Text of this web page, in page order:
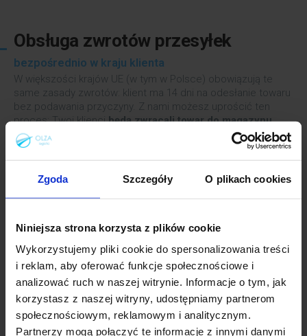
Zgoda Szczegóły O plikach cookies
Niniejsza strona korzysta z plików cookie
Wykorzystujemy pliki cookie do spersonalizowania treści
i reklam, aby oferować funkcje społecznościowe i
analizować ruch w naszej witrynie. Informacje o tym, jak
korzystasz z naszej witryny, udostępniamy partnerom
społecznościowym, reklamowym i analitycznym.
Partnerzy mogą połączyć te informacje z innymi danymi
Obsługa zwrotów przesyłek
bezpośrednio w kraju klienta
W większości krajów UE (w tym w Polsce) obowiązują te
same zasady zwrotów: klient ma 14 dni na odesłanie towaru
bez podawania przyczyny. Z nami możesz uprościć ten
proces: Twoi kliencibędą zwracali towar do magazynu
w swoim kraju
, a my odeślemy paczkę bezpośrednio
do Ciebie. Sprawdź, jakie to proste!